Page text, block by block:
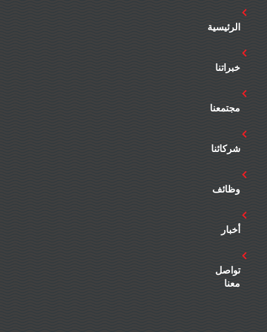
الرئيسية
خبراتنا
مجتمعنا
شركائنا
وظائف
أخبار
تواصل
معنا